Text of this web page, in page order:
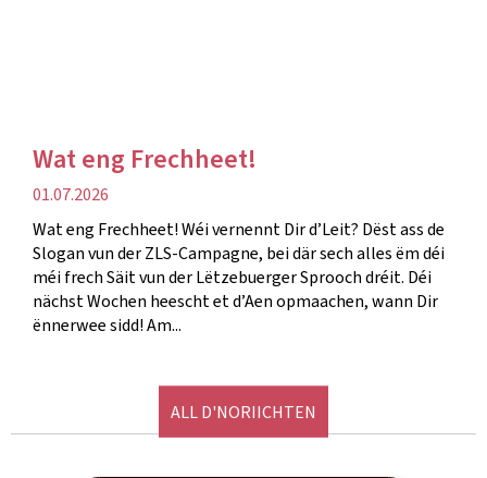
Wat eng Frechheet!
Verëffentlechungsdatum
01.07.2026
Wat eng Frechheet! Wéi vernennt Dir d’Leit? Dëst ass de
Slogan vun der ZLS-Campagne, bei där sech alles ëm déi
méi frech Säit vun der Lëtzebuerger Sprooch dréit. Déi
nächst Wochen heescht et d’Aen opmaachen, wann Dir
ënnerwee sidd! Am...
ALL D'NORIICHTEN